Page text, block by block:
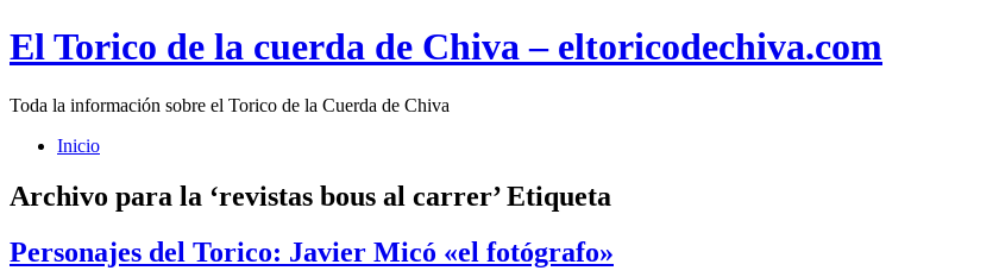
El Torico de la cuerda de Chiva – eltoricodechiva.com
Toda la información sobre el Torico de la Cuerda de Chiva
Inicio
Archivo para la ‘revistas bous al carrer’ Etiqueta
Personajes del Torico: Javier Micó «el fotógrafo»